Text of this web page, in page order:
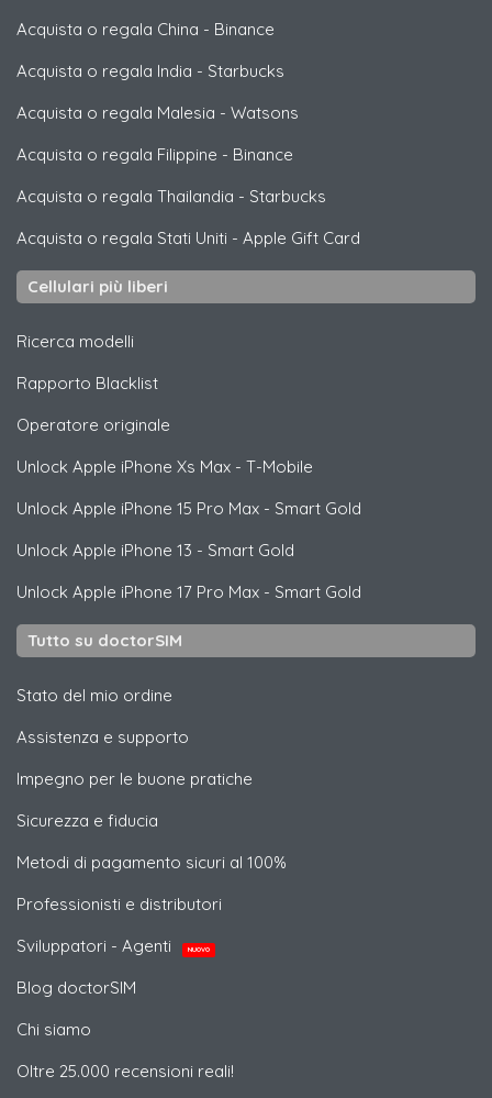
Acquista o regala China - Binance
Acquista o regala India - Starbucks
Acquista o regala Malesia - Watsons
Acquista o regala Filippine - Binance
Acquista o regala Thailandia - Starbucks
Acquista o regala Stati Uniti - Apple Gift Card
Cellulari più liberi
Ricerca modelli
Rapporto Blacklist
Operatore originale
Unlock Apple iPhone Xs Max - T-Mobile
Unlock Apple iPhone 15 Pro Max - Smart Gold
Unlock Apple iPhone 13 - Smart Gold
Unlock Apple iPhone 17 Pro Max - Smart Gold
Tutto su doctorSIM
Stato del mio ordine
Assistenza e supporto
Impegno per le buone pratiche
Sicurezza e fiducia
Metodi di pagamento sicuri al 100%
Professionisti e distributori
Sviluppatori - Agenti
NUOVO
Blog doctorSIM
Chi siamo
Oltre 25.000 recensioni reali!